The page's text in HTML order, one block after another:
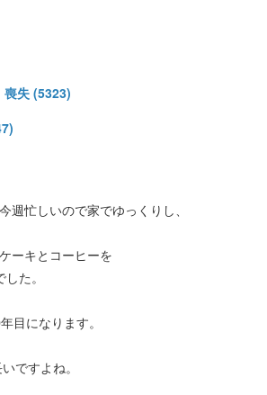
喪失 (5323)
週忙しいので家でゆっくりし、
ーキとコーヒーを
た。
目になります。
ですよね。